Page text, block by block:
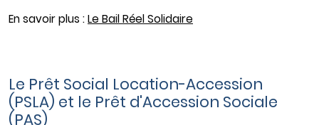
En savoir plus :Le Bail Réel Solidaire
Le Prêt Social Location-Accession
(PSLA) et le Prêt d'Accession Sociale
(PAS)